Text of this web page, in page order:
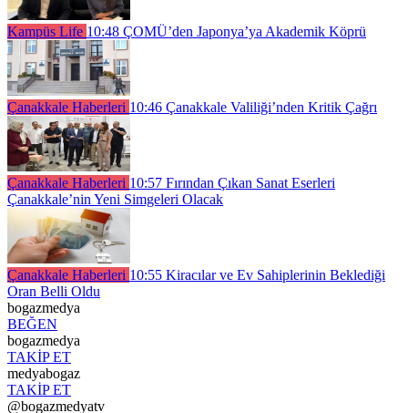
Kampüs Life 10:48 ÇOMÜ’den Japonya’ya Akademik Köprü
Çanakkale Haberleri 10:46 Çanakkale Valiliği’nden Kritik Çağrı
Çanakkale Haberleri 10:57 Fırından Çıkan Sanat Eserleri
Çanakkale’nin Yeni Simgeleri Olacak
Çanakkale Haberleri 10:55 Kiracılar ve Ev Sahiplerinin Beklediği
Oran Belli Oldu
bogazmedya
BEĞEN
bogazmedya
TAKİP ET
medyabogaz
TAKİP ET
@bogazmedyatv